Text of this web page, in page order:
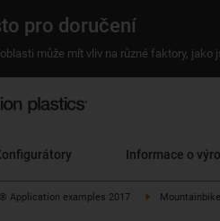
pro doručení
může mít vliv na různé faktory,
Informace o
Application examples 2017 Mountainbike